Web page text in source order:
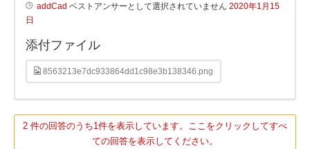
addCad ベストアンサーとして選択されていません 2020年1月15
日
添付ファイル
8563213e7dc933864dd1c98e3b138346.png
2 件の回答のうち1件を表示しています。ここをクリックしてすべ
ての回答を表示してください。